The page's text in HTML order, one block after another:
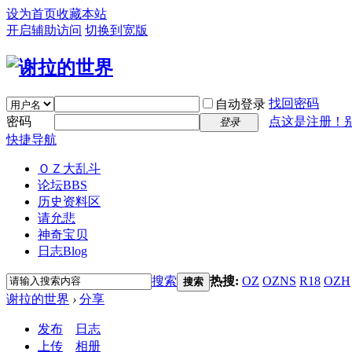
设为首页收藏本站
开启辅助访问 切换到宽版
自动登录 找回密码
密码
登录
点这是注册！
快捷导航
ＯＺ大乱斗
论坛BBS
历史资料区
请允悲
神奇宝贝
日志Blog
搜索 搜索 热搜: OZ OZNS R18 OZH
谢拉的世界 › 分享
发布
日志
上传
相册